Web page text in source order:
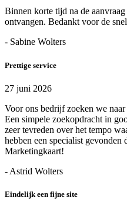
Binnen korte tijd na de
ontvangen. Bedankt voor de
- Sabine Wolters
Prettige service
27 juni 2026
Voor ons bedrijf zoeken we
Een simpele zoekopdracht in
zeer tevreden over het tempo
hebben een specialist
Marketingkaart!
- Astrid Wolters
Eindelijk een fijne site